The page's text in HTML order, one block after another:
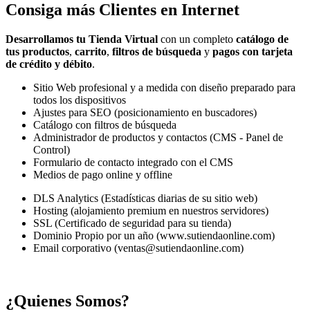
Consiga más Clientes en Internet
Desarrollamos tu Tienda Virtual con un completo catálogo de
tus productos, carrito, filtros de búsqueda y pagos con tarjeta
de crédito y débito.
Sitio Web profesional y a medida con diseño preparado para
todos los dispositivos
Ajustes para SEO (posicionamiento en buscadores)
Catálogo con filtros de búsqueda
Administrador de productos y contactos (CMS - Panel de
Control)
Formulario de contacto integrado con el CMS
Medios de pago online y offline
DLS Analytics (Estadísticas diarias de su sitio web)
Hosting (alojamiento premium en nuestros servidores)
SSL (Certificado de seguridad para su tienda)
Dominio Propio por un año (www.sutiendaonline.com)
Email corporativo (ventas@sutiendaonline.com)
¿Quienes Somos?